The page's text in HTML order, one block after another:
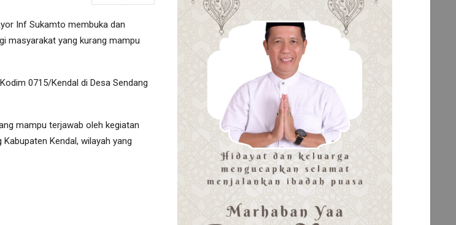
Inf Sukamto membuka dan
masyarakat yang kurang mampu
0715/Kendal di Desa Sendang
mampu terjawab oleh kegiatan
Kendal, wilayah yang